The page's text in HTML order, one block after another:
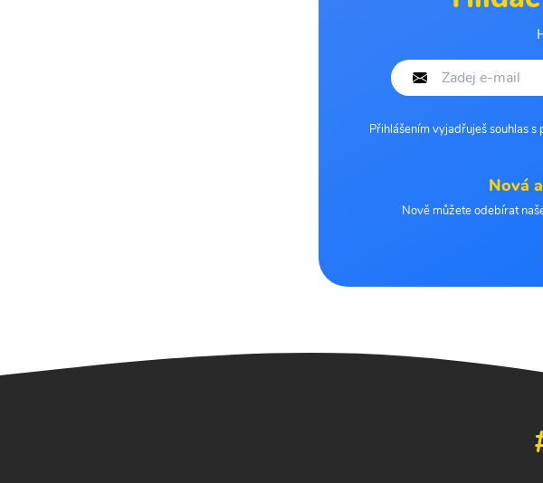
Přihlášením vyjadřuješ souhlas
Nová
Nově můžete odebírat